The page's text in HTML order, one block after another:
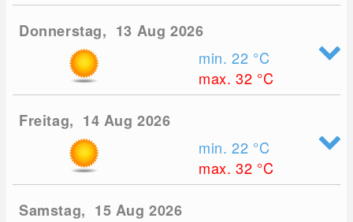
Donnerstag, 13 Aug 2026
min. 22 °C
max. 32 °C
Freitag, 14 Aug 2026
min. 22 °C
max. 32 °C
Samstag, 15 Aug 2026